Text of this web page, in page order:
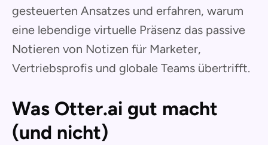
gesteuerten Ansatzes und erfahren, warum
eine lebendige virtuelle Präsenz das passive
Notieren von Notizen für Marketer,
Vertriebsprofis und globale Teams übertrifft.
Was Otter.ai gut macht
(und nicht)